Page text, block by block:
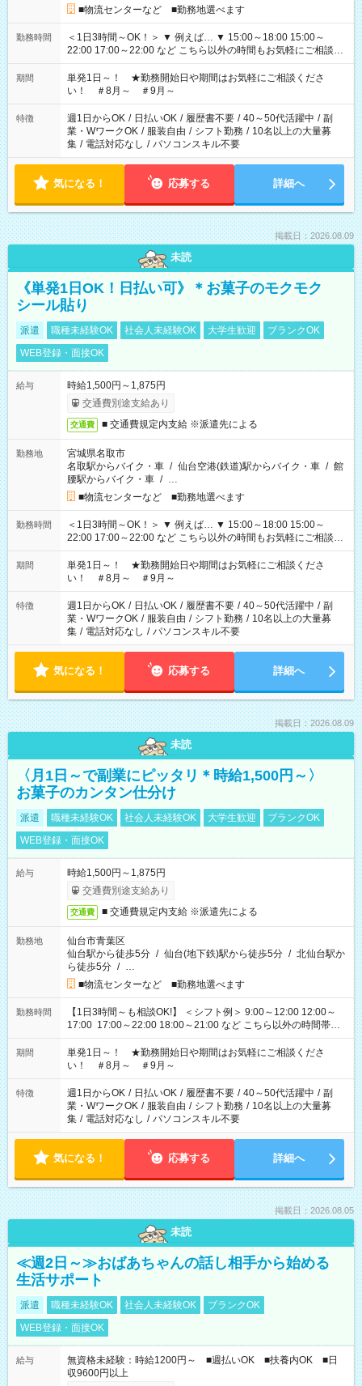
■物流センターなど ■勤務地選べます
勤務時間
＜1日3時間～OK！＞ ▼ 例えば… ▼ 15:00～18:00 15:00～
22:00 17:00～22:00 など こちら以外の時間もお気軽にご相談く
ださい！
期間
単発1日～！ ★勤務開始日や期間はお気軽にご相談くださ
い！ ＃8月～ ＃9月～
特徴 週1日からOK / 日払いOK / 履歴書不要 / 40～50代活躍中 / 副
業・WワークOK / 服装自由 / シフト勤務 / 10名以上の大量募
集 / 電話対応なし / パソコンスキル不要
気になる！ 応募する 詳細へ
掲載日：2026.08.09
未読
《単発1日OK！日払い可》＊お菓子のモクモク
シール貼り
派遣 職種未経験OK 社会人未経験OK 大学生歓迎
ブランクOK
WEB登録・面接OK
給与
時給1,500円～1,875円
交通費別途支給あり
交通費 ■ 交通費規定内支給 ※派遣先による
勤務地
宮城県名取市
名取駅からバイク・車 / 仙台空港(鉄道)駅からバイク・車 / 館
腰駅からバイク・車 / …
■物流センターなど ■勤務地選べます
勤務時間
＜1日3時間～OK！＞ ▼ 例えば… ▼ 15:00～18:00 15:00～
22:00 17:00～22:00 など こちら以外の時間もお気軽にご相談く
ださい！
期間
単発1日～！ ★勤務開始日や期間はお気軽にご相談くださ
い！ ＃8月～ ＃9月～
特徴 週1日からOK / 日払いOK / 履歴書不要 / 40～50代活躍中 / 副
業・WワークOK / 服装自由 / シフト勤務 / 10名以上の大量募
集 / 電話対応なし / パソコンスキル不要
気になる！ 応募する 詳細へ
掲載日：2026.08.09
未読
〈月1日～で副業にピッタリ＊時給1,500円～〉
お菓子のカンタン仕分け
派遣 職種未経験OK 社会人未経験OK 大学生歓迎
ブランクOK
WEB登録・面接OK
給与
時給1,500円～1,875円
交通費別途支給あり
交通費 ■ 交通費規定内支給 ※派遣先による
勤務地
仙台市青葉区
仙台駅から徒歩5分 / 仙台(地下鉄)駅から徒歩5分 / 北仙台駅か
ら徒歩5分 / …
■物流センターなど ■勤務地選べます
勤務時間
【1日3時間～も相談OK!】 ＜シフト例＞ 9:00～12:00 12:00～
17:00 17:00～22:00 18:00～21:00 など こちら以外の時間帯も
お気軽にご相談ください！
期間
単発1日～！ ★勤務開始日や期間はお気軽にご相談くださ
い！ ＃8月～ ＃9月～
特徴 週1日からOK / 日払いOK / 履歴書不要 / 40～50代活躍中 / 副
業・WワークOK / 服装自由 / シフト勤務 / 10名以上の大量募
集 / 電話対応なし / パソコンスキル不要
気になる！ 応募する 詳細へ
掲載日：2026.08.05
未読
≪週2日～≫おばあちゃんの話し相手から始める
生活サポート
派遣 職種未経験OK 社会人未経験OK
ブランクOK
WEB登録・面接OK
給与
無資格未経験：時給1200円～ ■週払いOK ■扶養内OK ■日
収9600円以上